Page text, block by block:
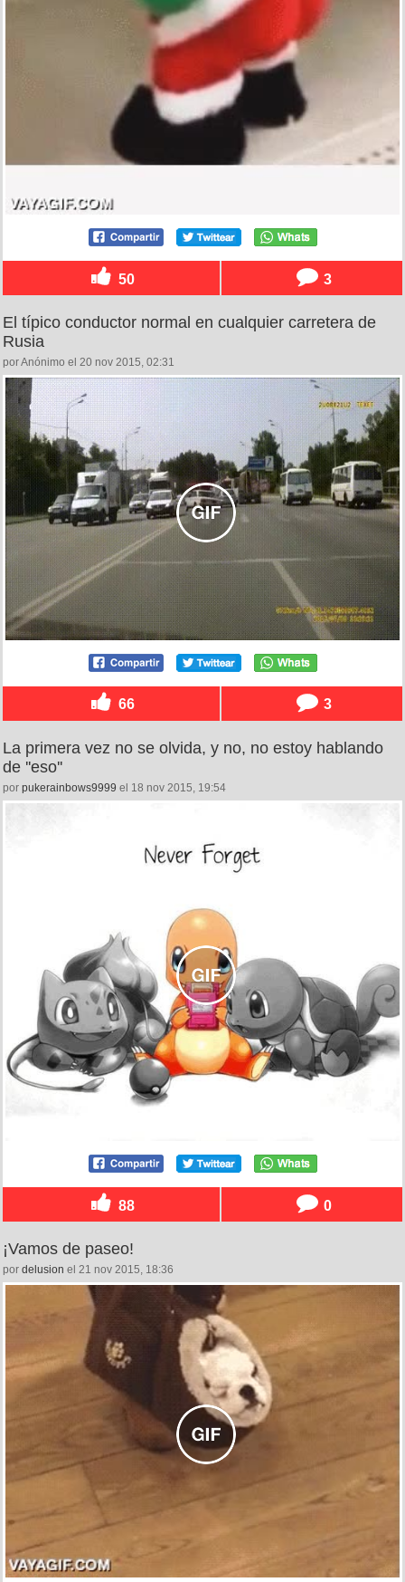
50 3
El típico conductor normal en cualquier carretera de
Rusia
por Anónimo el 20 nov 2015, 02:31
66 3
La primera vez no se olvida, y no, no estoy hablando
de ''eso''
por pukerainbows9999 el 18 nov 2015, 19:54
88 0
¡Vamos de paseo!
por delusion el 21 nov 2015, 18:36